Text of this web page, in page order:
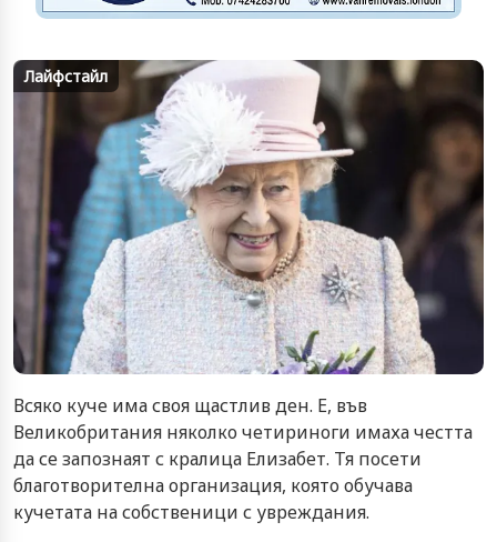
Лайфстайл
Всяко куче има своя щастлив ден. Е, във
Великобритания няколко четириноги имаха честта
да се запознаят с кралица Елизабет. Тя посети
благотворителна организация, която обучава
кучетата на собственици с увреждания.